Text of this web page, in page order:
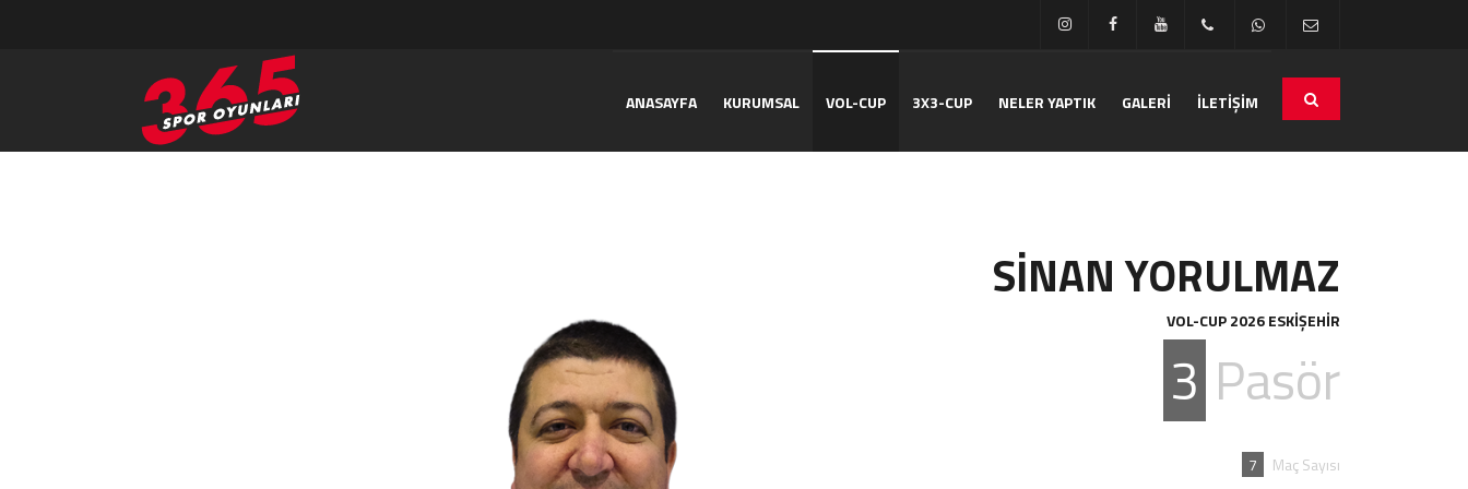
ANASAYFA KURUMSAL VOL-CUP 3X3-CUP NELER YAPTIK GALERİ İLETİŞİM
SİNAN YORULMAZ
VOL-CUP 2026 ESKİŞEHİR
3 Pasör
7 Maç Sayısı